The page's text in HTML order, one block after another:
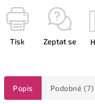
Tisk Zeptat se
Popis Podobné (7)